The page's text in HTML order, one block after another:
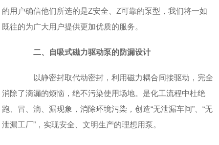
的用户确信他们所选的是Z安全、Z可靠的泵型，我们将一如
既往的为广大用户提供更加优质的服务。
二、自吸式磁力驱动泵的防漏设计
以静密封取代动密封，利用磁力耦合间接驱动，完全
消除了滴漏的烦恼，绝不污染使用场地。是化工流程中杜绝
跑、冒、滴、漏现象，消除环境污染，创造“无泄漏车间”、“无
泄漏工厂”，实现安全、文明生产的理想用泵。